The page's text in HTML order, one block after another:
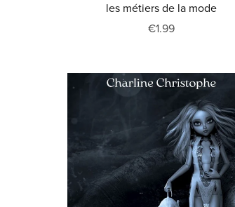
les métiers de la mode
€1.99